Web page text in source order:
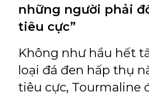
những người phải
tiêu cực”
Không như hầu hết
loại đá đen hấp thụ
tiêu cực, Tourmaline